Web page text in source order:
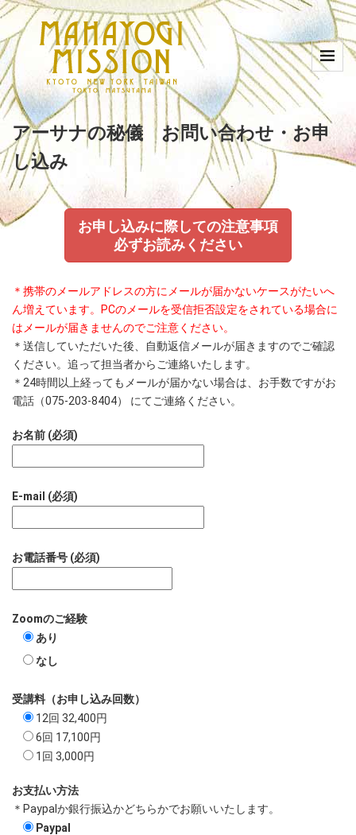
アーサナの秘儀 お問い合わせ・お申
し込み
お申し込みに際しての注意事項
必ずお読みください
＊携帯のメールアドレスの方にメールが届かないケースがたいへ
ん増えています。PCのメールを受信拒否設定をされている場合に
はメールが届きませんのでご注意ください。
＊送信していただいた後、自動返信メールが届きますのでご確認
ください。追って担当者からご連絡いたします。
＊24時間以上経ってもメールが届かない場合は、お手数ですがお
電話（075-203-8404） にてご連絡ください。
お名前 (必須)
E-mail (必須)
お電話番号 (必須)
Zoomのご経験
あり
なし
受講料（お申し込み回数）
12回 32,400円
6回 17,100円
1回 3,000円
お支払い方法
＊Paypalか銀行振込かどちらかでお願いいたします。
Paypal